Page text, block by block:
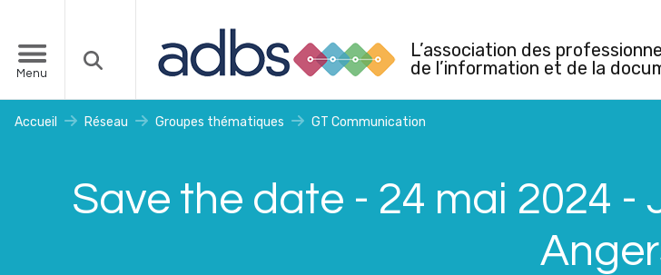
Menu
L’association des
de l’information et de la
Accueil Réseau Groupes thématiques GT Communication
Save the date - 24 mai 2024